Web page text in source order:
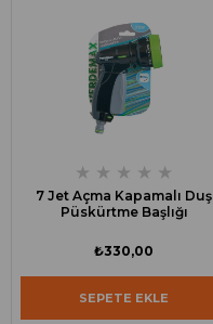
★ ★ ★ ★ ★
7 Jet Açma Kapamalı Duş
Püskürtme Başlığı
₺330,00
SEPETE EKLE